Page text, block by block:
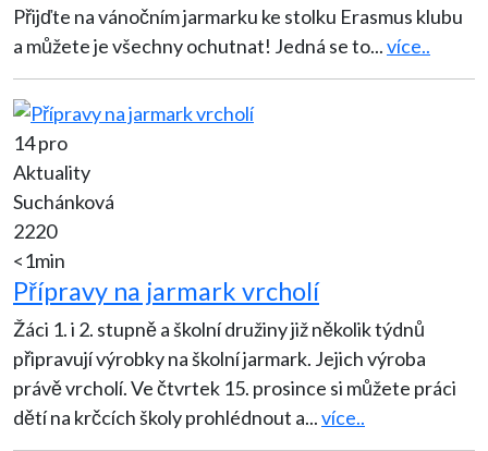
Přijďte na vánočním jarmarku ke stolku Erasmus klubu
a můžete je všechny ochutnat! Jedná se to...více..
14 pro
Aktuality
Suchánková
2220
<1min
Přípravy na jarmark vrcholí
Žáci 1. i 2. stupně a školní družiny již několik týdnů
připravují výrobky na školní jarmark. Jejich výroba
právě vrcholí. Ve čtvrtek 15. prosince si můžete práci
dětí na krčcích školy prohlédnout a...více..